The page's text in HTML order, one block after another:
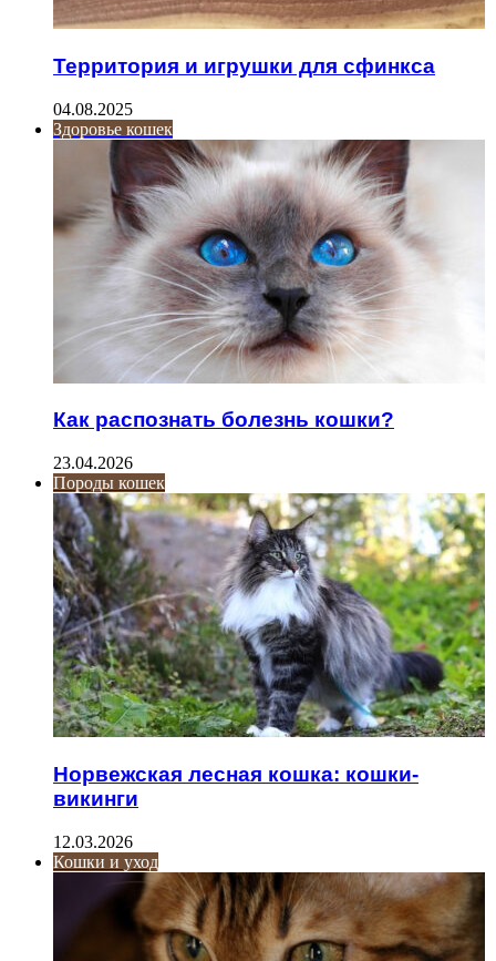
Территория и игрушки для сфинкса
04.08.2025
Здоровье кошек
Как распознать болезнь кошки?
23.04.2026
Породы кошек
Норвежская лесная кошка: кошки-
викинги
12.03.2026
Кошки и уход